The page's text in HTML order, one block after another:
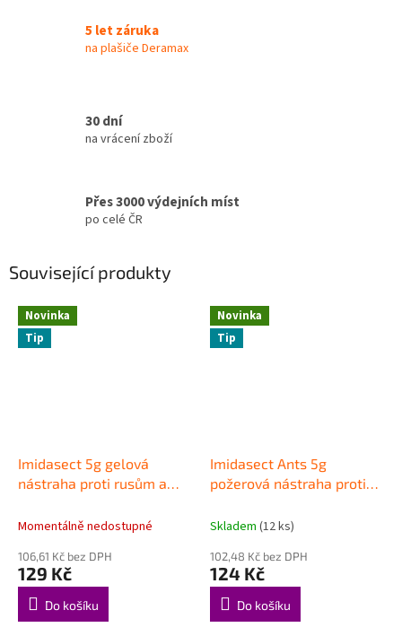
5 let záruka
na plašiče Deramax
30 dní
na vrácení zboží
Přes 3000 výdejních míst
po celé ČR
Související produkty
Novinka
Tip
Imidasect 5g gelová
nástraha proti rusům a
Momentálně nedostupné
106,61 Kč bez DPH
129 Kč
Do košíku
Novinka
Tip
Imidasect Ants 5g
požerová nástraha proti
Skladem (12 ks)
102,48 Kč bez DPH
124 Kč
Do košíku